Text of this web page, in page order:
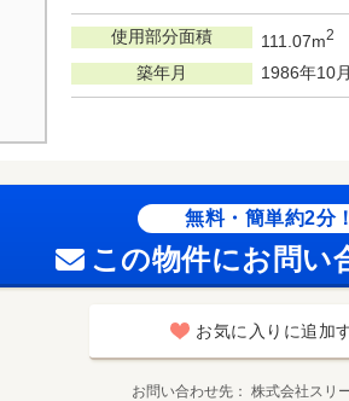
使用部分面積 111.07m2
築年月
1986年10月
無料・簡単約2分！
この物件にお問い
お気に入りに追加
お問い合わせ先 株式会社スリ